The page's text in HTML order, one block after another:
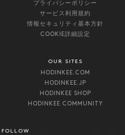
プライバシーポリシー
サービス利用規約
情報セキュリティ基本方針
COOKIE詳細設定
OUR SITES
HODINKEE.COM
HODINKEE.JP
HODINKEE SHOP
HODINKEE COMMUNITY
FOLLOW